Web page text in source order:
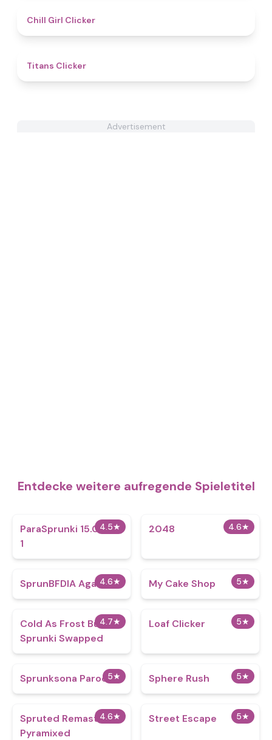
Chill Girl Clicker
Titans Clicker
Advertisement
Entdecke weitere aufregende Spieletitel
4.5★
ParaSprunki 15.0 Part
1
4.6★
2048
4.6★
SprunBFDIA Again 5★
My Cake Shop
4.7★
Cold As Frost But
Sprunki Swapped
5★
Loaf Clicker
5★
Sprunksona Parody 5★
Sphere Rush
4.6★
Spruted Remastered
Pyramixed
5★
Street Escape